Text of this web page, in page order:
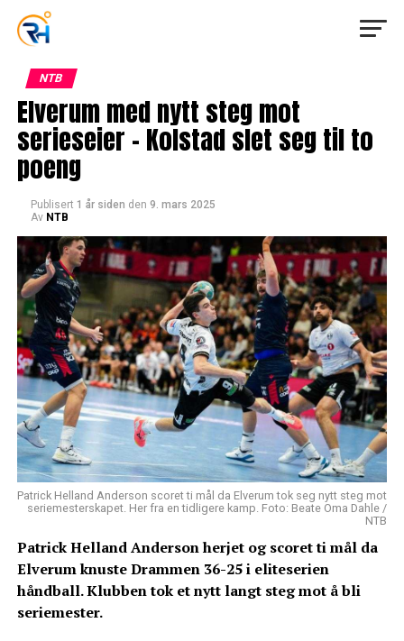
NTB
Elverum med nytt steg mot
serieseier – Kolstad slet seg til to
poeng
Publisert 1 år siden den 9. mars 2025
Av NTB
Patrick Helland Anderson scoret ti mål da Elverum tok seg nytt steg mot
seriemesterskapet. Her fra en tidligere kamp. Foto: Beate Oma Dahle /
NTB
Patrick Helland Anderson herjet og scoret ti mål da
Elverum knuste Drammen 36-25 i eliteserien
håndball. Klubben tok et nytt langt steg mot å bli
seriemester.